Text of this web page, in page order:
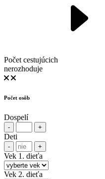
Počet cestujúcich
nerozhoduje
Počet osôb
Dospelí
- +
Deti
- +
Vek 1. dieťa
Vek 2. dieťa